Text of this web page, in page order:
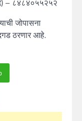
– ८४८४०५५२५२
जोपासना
ठरणार आहे.